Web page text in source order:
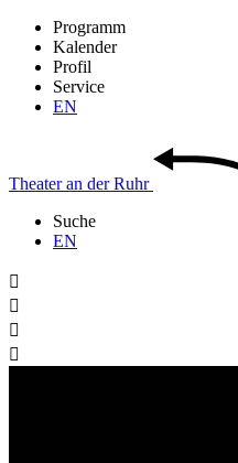
Programm
Kalender
Profil
Service
EN
Theateran derRuhr
Suche
EN



